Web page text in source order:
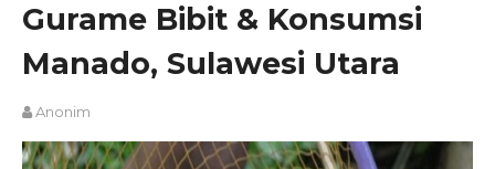
Gurame Bibit & Konsumsi
Manado, Sulawesi Utara
Anonim